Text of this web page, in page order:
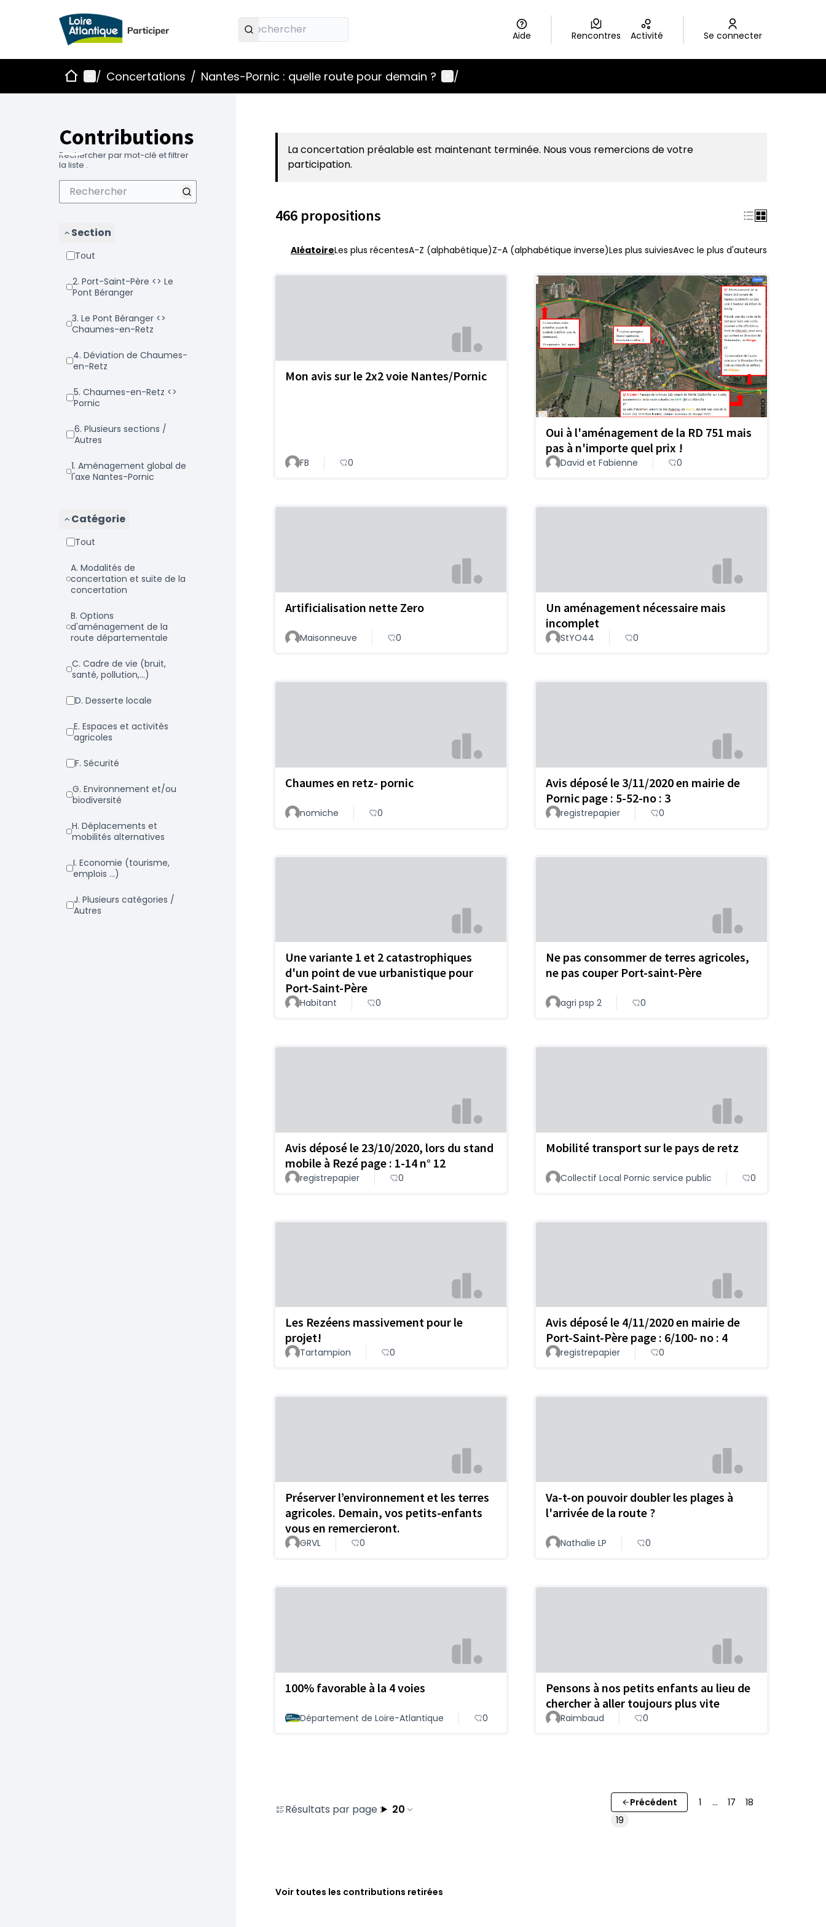
Aide Rencontres Activité Se connecter
AccueilMenu principal
/ Concertations / Nantes-Pornic : quelle route pour demain ? Menu utilisateur
/
Contributions
Rechercher par mot-clé et filtrer
la liste .
Section
Tout
2. Port-Saint-Père <> Le
Pont Béranger
3. Le Pont Béranger <>
Chaumes-en-Retz
4. Déviation de Chaumes-
en-Retz
5. Chaumes-en-Retz <>
Pornic
6. Plusieurs sections /
Autres
1. Aménagement global de
l'axe Nantes-Pornic
Catégorie
Tout
a. Modalités de
concertation et suite de la
concertation
b. Options
d'aménagement de la
route départementale
c. Cadre de vie (bruit,
santé, pollution,...)
d. Desserte locale
e. Espaces et activités
agricoles
f. Sécurité
g. Environnement et/ou
biodiversité
h. Déplacements et
mobilités alternatives
i. Economie (tourisme,
emplois ...)
j. Plusieurs catégories /
Autres
La concertation préalable est maintenant terminée. Nous vous remercions de votre
participation.
466 propositions
AléatoireLes plus récentesA-Z (alphabétique)Z-A (alphabétique inverse)Les plus suiviesAvec le plus d'auteurs
Mon avis sur le 2x2 voie Nantes/Pornic
FB 0
Oui à l'aménagement de la RD 751 mais
pas à n'importe quel prix !
David et Fabienne 0
Artificialisation nette Zero
Maisonneuve 0
Un aménagement nécessaire mais
incomplet
StYO44 0
Chaumes en retz- pornic
nomiche 0
Avis déposé le 3/11/2020 en mairie de
Pornic page : 5-52-no : 3
registrepapier 0
Une variante 1 et 2 catastrophiques
d'un point de vue urbanistique pour
Port-Saint-Père
Habitant 0
Ne pas consommer de terres agricoles,
ne pas couper Port-saint-Père
agri psp 2 0
Avis déposé le 23/10/2020, lors du stand
mobile à Rezé page : 1-14 n° 12
registrepapier 0
Mobilité transport sur le pays de retz
Collectif Local Pornic service public 0
Les Rezéens massivement pour le
projet!
Tartampion 0
Avis déposé le 4/11/2020 en mairie de
Port-Saint-Père page : 6/100- no : 4
registrepapier 0
Préserver l’environnement et les terres
agricoles. Demain, vos petits-enfants
vous en remercieront.
GRVL 0
Va-t-on pouvoir doubler les plages à
l'arrivée de la route ?
Nathalie LP 0
100% favorable à la 4 voies
Département de Loire-Atlantique 0
Pensons à nos petits enfants au lieu de
chercher à aller toujours plus vite
Raimbaud 0
Résultats par page : 20 Précédent 1 … 17
18
19
Voir toutes les contributions retirées